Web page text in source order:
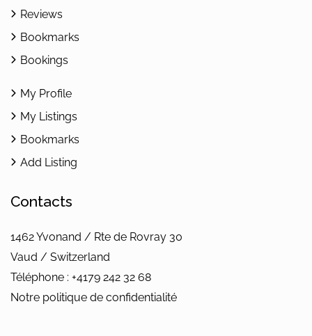
Reviews
Bookmarks
Bookings
My Profile
My Listings
Bookmarks
Add Listing
Contacts
1462 Yvonand / Rte de Rovray 30
Vaud / Switzerland
Téléphone : +4179 242 32 68
Notre politique de confidentialité